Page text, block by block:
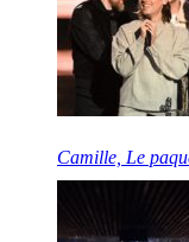
Camille, Le